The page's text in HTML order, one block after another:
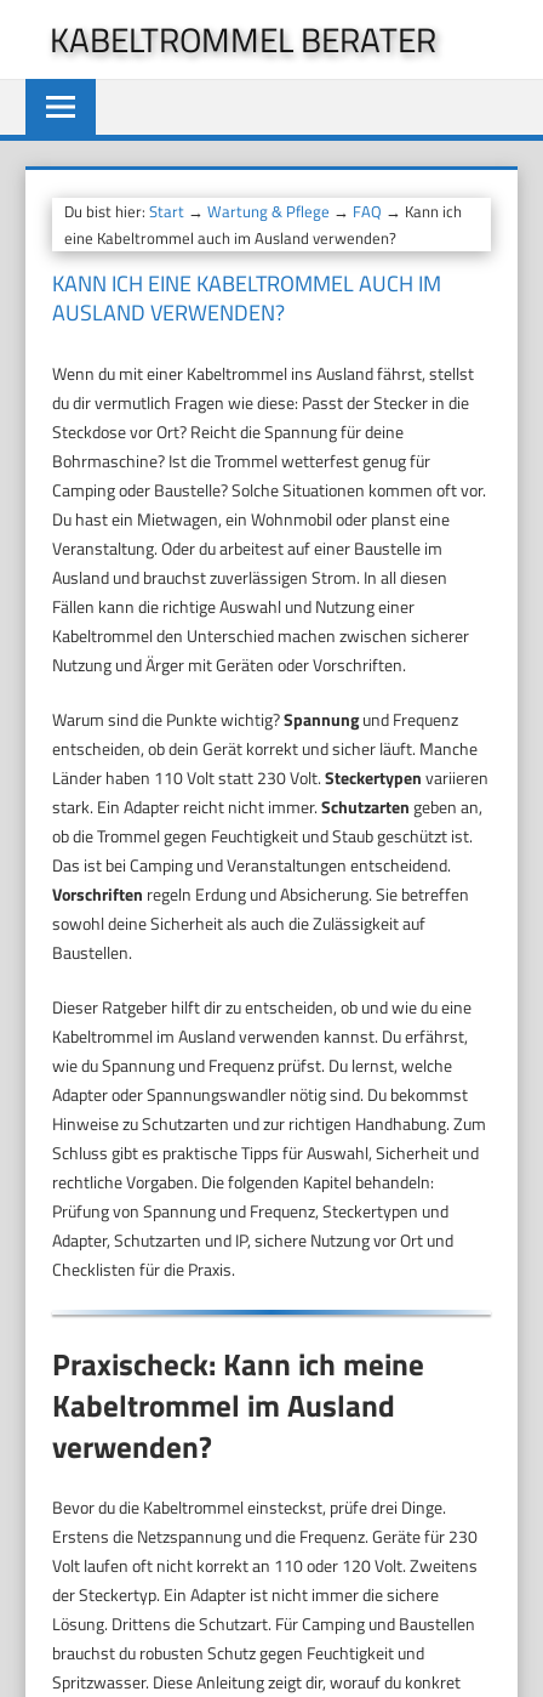
springen
KABELTROMMEL BERATER
Du bist hier:Start →Wartung & Pflege → FAQ → Kann ich
eine Kabeltrommel auch im Ausland verwenden?
KANN ICH EINE KABELTROMMEL AUCH IM
AUSLAND VERWENDEN?
Wenn du mit einer Kabeltrommel ins Ausland fährst, stellst
du dir vermutlich Fragen wie diese: Passt der Stecker in die
Steckdose vor Ort? Reicht die Spannung für deine
Bohrmaschine? Ist die Trommel wetterfest genug für
Camping oder Baustelle? Solche Situationen kommen oft vor.
Du hast ein Mietwagen, ein Wohnmobil oder planst eine
Veranstaltung. Oder du arbeitest auf einer Baustelle im
Ausland und brauchst zuverlässigen Strom. In all diesen
Fällen kann die richtige Auswahl und Nutzung einer
Kabeltrommel den Unterschied machen zwischen sicherer
Nutzung und Ärger mit Geräten oder Vorschriften.
Warum sind die Punkte wichtig?Spannungund Frequenz
entscheiden, ob dein Gerät korrekt und sicher läuft. Manche
Länder haben 110 Volt statt 230 Volt.Steckertypenvariieren
stark. Ein Adapter reicht nicht immer.Schutzartengeben an,
ob die Trommel gegen Feuchtigkeit und Staub geschützt ist.
Das ist bei Camping und Veranstaltungen entscheidend.
Vorschriften regeln Erdung und Absicherung. Sie betreffen
sowohl deine Sicherheit als auch die Zulässigkeit auf
Baustellen.
Dieser Ratgeber hilft dir zu entscheiden, ob und wie du eine
Kabeltrommel im Ausland verwenden kannst. Du erfährst,
wie du Spannung und Frequenz prüfst. Du lernst, welche
Adapter oder Spannungswandler nötig sind. Du bekommst
Hinweise zu Schutzarten und zur richtigen Handhabung. Zum
Schluss gibt es praktische Tipps für Auswahl, Sicherheit und
rechtliche Vorgaben. Die folgenden Kapitel behandeln:
Prüfung von Spannung und Frequenz, Steckertypen und
Adapter, Schutzarten und IP, sichere Nutzung vor Ort und
Checklisten für die Praxis.
Praxischeck: Kann ich meine
Kabeltrommel im Ausland
verwenden?
Bevor du die Kabeltrommel einsteckst, prüfe drei Dinge.
Erstens die Netzspannung und die Frequenz. Geräte für 230
Volt laufen oft nicht korrekt an 110 oder 120 Volt. Zweitens
der Steckertyp. Ein Adapter ist nicht immer die sichere
Lösung. Drittens die Schutzart. Für Camping und Baustellen
brauchst du robusten Schutz gegen Feuchtigkeit und
Spritzwasser. Diese Anleitung zeigt dir, worauf du konkret